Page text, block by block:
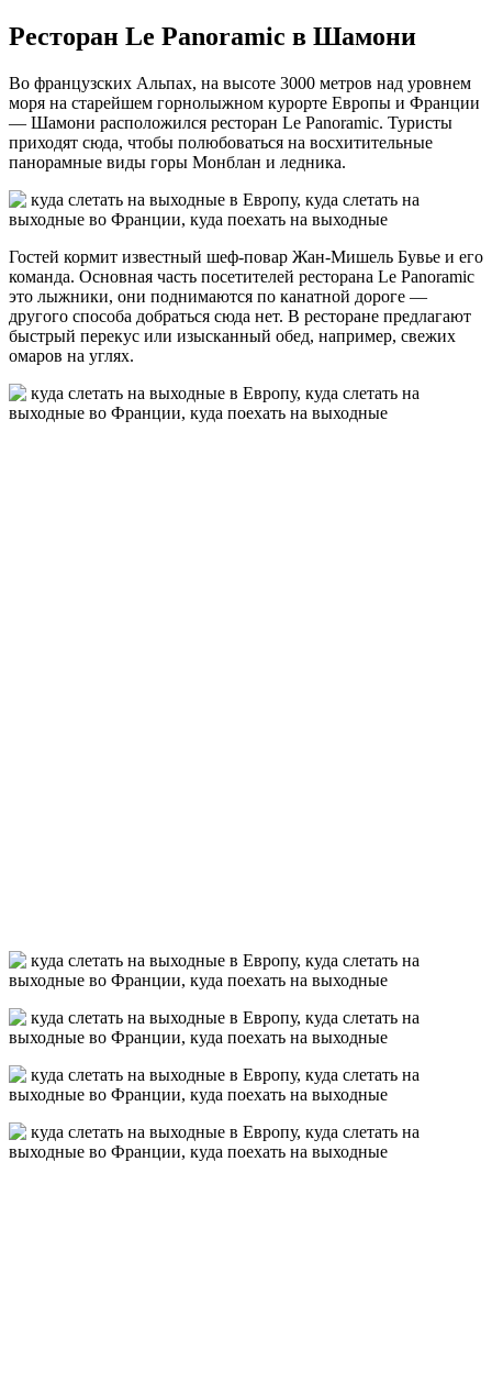
Ресторан Le Panoramic в Шамони
Во французских Альпах, на высоте 3000 метров над уровнем
моря на старейшем горнолыжном курорте Европы и Франции
— Шамони расположился ресторан Le Panoramic. Туристы
приходят сюда, чтобы полюбоваться на восхитительные
панорамные виды горы Монблан и ледника.
Гостей кормит известный шеф-повар Жан-Мишель Бувье и его
команда. Основная часть посетителей ресторана Le Panoramic
это лыжники, они поднимаются по канатной дороге —
другого способа добраться сюда нет. В ресторане предлагают
быстрый перекус или изысканный обед, например, свежих
омаров на углях.